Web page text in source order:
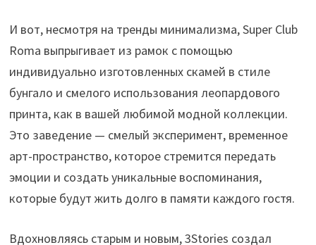
И вот, несмотря на тренды минимализма, Super Club
Roma выпрыгивает из рамок с помощью
индивидуально изготовленных скамей в стиле
бунгало и смелого использования леопардового
принта, как в вашей любимой модной коллекции.
Это заведение — смелый эксперимент, временное
арт-пространство, которое стремится передать
эмоции и создать уникальные воспоминания,
которые будут жить долго в памяти каждого гостя.
Вдохновляясь старым и новым, 3Stories создал